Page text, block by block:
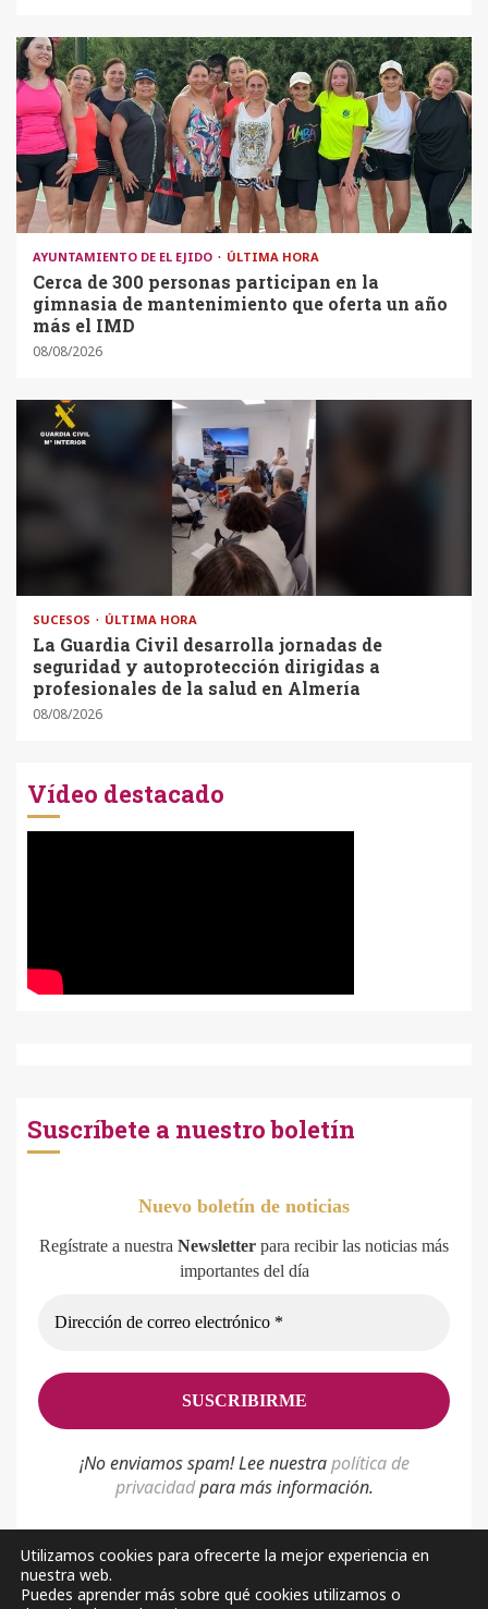
AYUNTAMIENTO DE EL EJIDO ÚLTIMA HORA
Cerca de 300 personas participan en la
gimnasia de mantenimiento que oferta un año
más el IMD
08/08/2026
SUCESOS ÚLTIMA HORA
La Guardia Civil desarrolla jornadas de
seguridad y autoprotección dirigidas a
profesionales de la salud en Almería
08/08/2026
Vídeo destacado
Suscríbete a nuestro boletín
Nuevo boletín de noticias
Regístrate a nuestra Newsletter para recibir las noticias más
importantes del día
¡No enviamos spam! Lee nuestrapolítica de
privacidadpara más información.
Política de privacidad Aviso Legal Sobre nosotros
Utilizamos cookies para ofrecerte la mejor experiencia en
nuestra web.
Puedes aprender más sobre qué cookies utilizamos o